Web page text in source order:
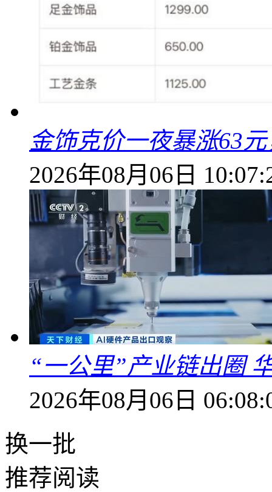
金饰克价一夜暴涨63
2026年08月06日
“一公里”产业链出圈
2026年08月06日
换一批
推荐阅读